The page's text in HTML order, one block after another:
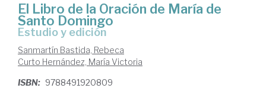
El Libro de la Oración de María de
Santo Domingo
estudio y edición
Sanmartín Bastida, Rebeca
Curto Hernández, María Victoria
ISBN: 9788491920809